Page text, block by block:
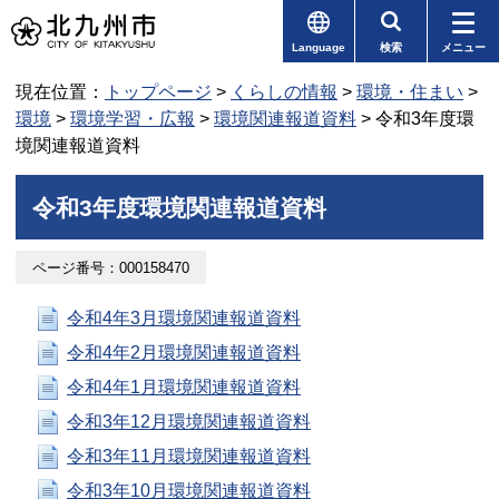
Language 検索 メニュー
現在位置： トップページ > くらしの情報 > 環境・住まい >
環境 > 環境学習・広報 > 環境関連報道資料 > 令和3年度環
境関連報道資料
令和3年度環境関連報道資料
ページ番号：000158470
令和4年3月環境関連報道資料
令和4年2月環境関連報道資料
令和4年1月環境関連報道資料
令和3年12月環境関連報道資料
令和3年11月環境関連報道資料
令和3年10月環境関連報道資料